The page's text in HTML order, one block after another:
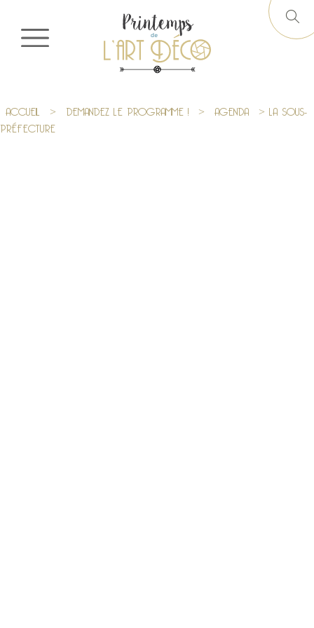
ACCUEIL > DEMANDEZ LE PROGRAMME ! > AGENDA > LA SOUS-
PRÉFECTURE